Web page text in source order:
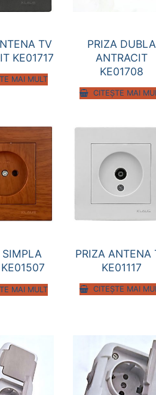
TV
KE01717
MAI MULT
PRIZA DUBLA
ANTRACIT
KE01708
CITEȘTE MAI
SIMPLA
MAI MULT
PRIZA ANTENA
KE01117
CITEȘTE MAI